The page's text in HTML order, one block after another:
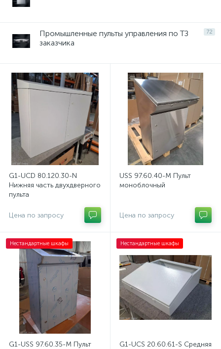
72
Промышленные пульты управления по ТЗ
заказчика
G1-UCD 80.120.30-N
Нижняя часть двухдверного
пульта
Цена по запросу
USS 97.60.40-M Пульт
моноблочный
Цена по запросу
Нестандартные шкафы
G1-USS 97.60.35-M Пульт
Нестандартные шкафы
G1-UCS 20.60.61-S Средняя